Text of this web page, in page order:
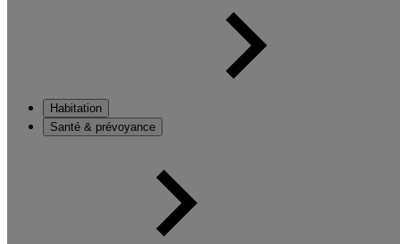
Habitation
Santé & prévoyance